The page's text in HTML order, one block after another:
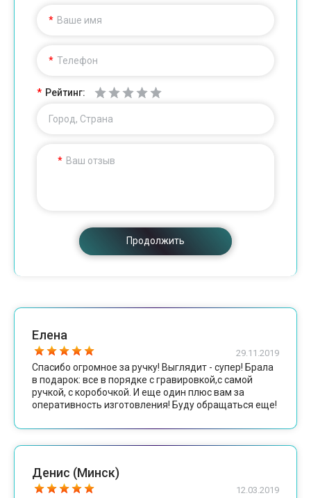
Ваше имя
Телефон
Рейтинг:
Город, Страна
Ваш отзыв
Продолжить
Елена
29.11.2019
Спасибо огромное за ручку! Выглядит - супер! Брала
в подарок: все в порядке с гравировкой,с самой
ручкой, с коробочкой. И еще один плюс вам за
оперативность изготовления! Буду обращаться еще!
Денис (Минск)
12.03.2019